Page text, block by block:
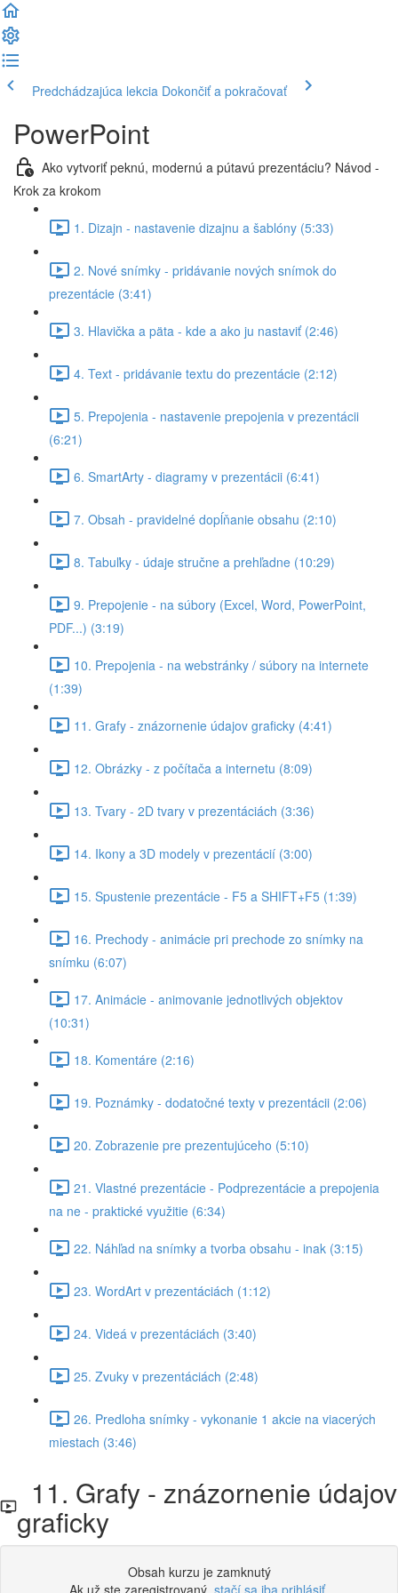
Predchádzajúca lekcia Dokončiť a pokračovať
PowerPoint
Ako vytvoriť peknú, modernú a pútavú prezentáciu? Návod -
Krok za krokom
1. Dizajn - nastavenie dizajnu a šablóny (5:33)
2. Nové snímky - pridávanie nových snímok do
prezentácie (3:41)
3. Hlavička a päta - kde a ako ju nastaviť (2:46)
4. Text - pridávanie textu do prezentácie (2:12)
5. Prepojenia - nastavenie prepojenia v prezentácii
(6:21)
6. SmartArty - diagramy v prezentácii (6:41)
7. Obsah - pravidelné dopĺňanie obsahu (2:10)
8. Tabuľky - údaje stručne a prehľadne (10:29)
9. Prepojenie - na súbory (Excel, Word, PowerPoint,
PDF...) (3:19)
10. Prepojenia - na webstránky / súbory na internete
(1:39)
11. Grafy - znázornenie údajov graficky (4:41)
12. Obrázky - z počítača a internetu (8:09)
13. Tvary - 2D tvary v prezentáciách (3:36)
14. Ikony a 3D modely v prezentácií (3:00)
15. Spustenie prezentácie - F5 a SHIFT+F5 (1:39)
16. Prechody - animácie pri prechode zo snímky na
snímku (6:07)
17. Animácie - animovanie jednotlivých objektov
(10:31)
18. Komentáre (2:16)
19. Poznámky - dodatočné texty v prezentácii (2:06)
20. Zobrazenie pre prezentujúceho (5:10)
21. Vlastné prezentácie - Podprezentácie a prepojenia
na ne - praktické využitie (6:34)
22. Náhľad na snímky a tvorba obsahu - inak (3:15)
23. WordArt v prezentáciách (1:12)
24. Videá v prezentáciách (3:40)
25. Zvuky v prezentáciách (2:48)
26. Predloha snímky - vykonanie 1 akcie na viacerých
miestach (3:46)
11. Grafy - znázornenie údajov
graficky
Obsah kurzu je zamknutý
Ak už ste zaregistrovaný, stačí sa iba prihlásiť.